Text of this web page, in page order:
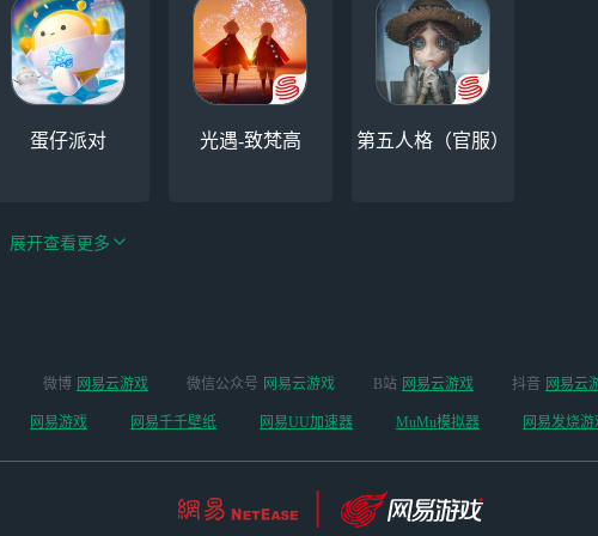
蛋仔派对 光遇-致梵高 第五人格（官服）
逆水寒手游（全新
版本开启 ）
云手机 阴阳师
展开查看更多
微博 网易云游戏 微信公众号 网易云游戏 B站 网易云游戏 抖音 网易云
网易游戏 网易千千壁纸 网易UU加速器 MuMu模拟器 网易发烧游